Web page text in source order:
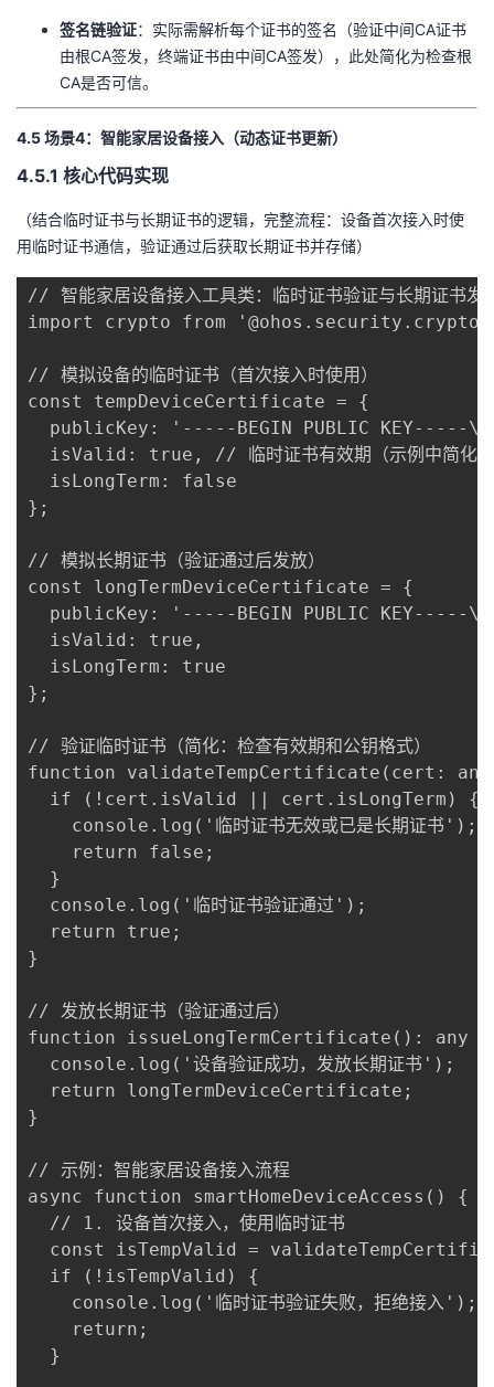
​签名链验证​​：实际需解析每个证书的签名（验证中间CA证书
由根CA签发，终端证书由中间CA签发），此处简化为检查根
CA是否可信。
​4.5 场景4：智能家居设备接入（动态证书更新）​
​4.5.1 核心代码实现​
（结合临时证书与长期证书的逻辑，完整流程：设备首次接入时使
用临时证书通信，验证通过后获取长期证书并存储）
// 智能家居设备接入工具类：临时证书验证与长期证书发
import crypto from
// 模拟设备的临时证书（首次接入时使用）
const tempDeviceCertificate = {
publicKey: '-----BEGIN PUBLIC KEY-----\n
  isValid: true, // 临时证书有效期（示例中简化）
  isLongTerm: false
};
// 模拟长期证书（验证通过后发放）
const longTermDeviceCertificate = {
publicKey: '-----BEGIN PUBLIC KEY-----\n
  isValid: true,
  isLongTerm: true
};
// 验证临时证书（简化：检查有效期和公钥格式）
function validateTempCertificate(cert:
  if (!cert.isValid || cert.isLongTerm) {
    console.log('临时证书无效或已是长期证书');
    return false;
  }
  console.log('临时证书验证通过');
  return true;
}
// 发放长期证书（验证通过后）
function issueLongTermCertificate(): any {
  console.log('设备验证成功，发放长期证书');
  return longTermDeviceCertificate;
}
// 示例：智能家居设备接入流程
async function smartHomeDeviceAccess() {
  // 1. 设备首次接入，使用临时证书
const isTempValid =
  if (!isTempValid) {
    console.log('临时证书验证失败，拒绝接入');
    return;
  }